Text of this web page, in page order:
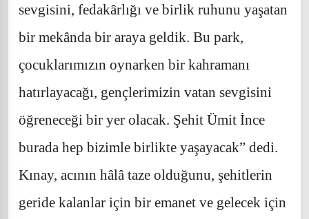
sevgisini, fedakârlığı ve birlik ruhunu yaşatan
bir mekânda bir araya geldik. Bu park,
çocuklarımızın oynarken bir kahramanı
hatırlayacağı, gençlerimizin vatan sevgisini
öğreneceği bir yer olacak. Şehit Ümit İnce
burada hep bizimle birlikte yaşayacak” dedi.
Kınay, acının hâlâ taze olduğunu, şehitlerin
geride kalanlar için bir emanet ve gelecek için